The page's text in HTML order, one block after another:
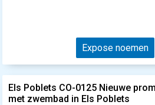
Expose noemen
Els Poblets CO-0125 Nieuwe
met zwembad in Els Poblets